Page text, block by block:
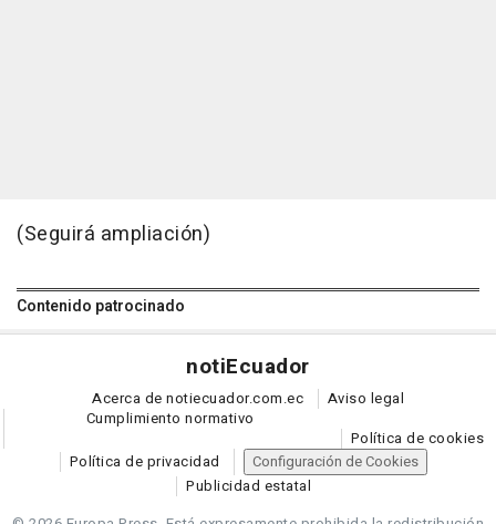
(Seguirá ampliación)
Contenido patrocinado
notiEcuador
Acerca de notiecuador.com.ec
Aviso legal
Cumplimiento normativo
Política de cookies
Política de privacidad
Configuración de Cookies
Publicidad estatal